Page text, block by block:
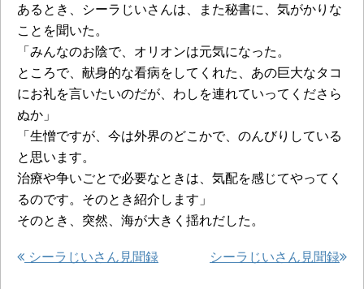
あるとき、シーラじいさんは、また秘書に、気がかりな
ことを聞いた。
「みんなのお陰で、オリオンは元気になった。
ところで、献身的な看病をしてくれた、あの巨大なタコ
にお礼を言いたいのだが、わしを連れていってくださら
ぬか」
「生憎ですが、今は外界のどこかで、のんびりしている
と思います。
治療や争いごとで必要なときは、気配を感じてやってく
るのです。そのとき紹介します」
そのとき、突然、海が大きく揺れだした。
シーラじいさん見聞録
シーラじいさん見聞録